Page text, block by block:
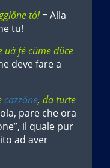
tó!= Alla
tu!
uà fé cüme düce
deve fare a
cazzöne, da turte
pare che ora
il quale pur
ad aver